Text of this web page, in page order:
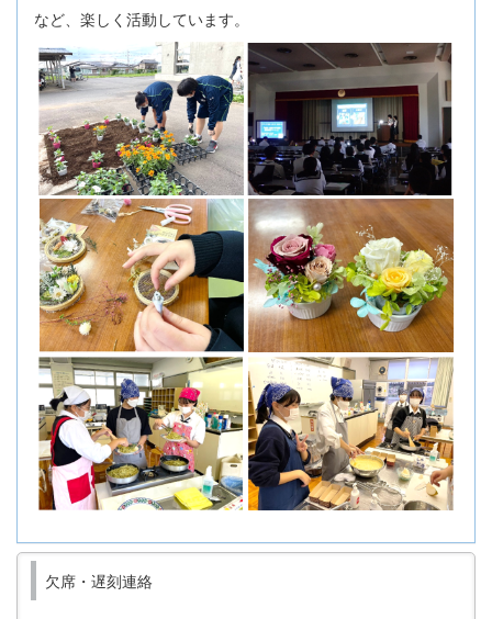
など、楽しく活動しています。
欠席・遅刻連絡